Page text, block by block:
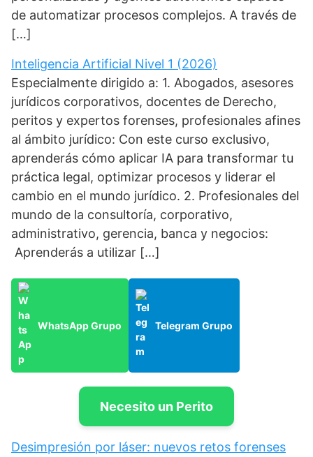
de automatizar procesos complejos. A través de
[…]
Inteligencia Artificial Nivel 1 (2026)
Especialmente dirigido a: 1. Abogados, asesores
jurídicos corporativos, docentes de Derecho,
peritos y expertos forenses, profesionales afines
al ámbito jurídico: Con este curso exclusivo,
aprenderás cómo aplicar IA para transformar tu
práctica legal, optimizar procesos y liderar el
cambio en el mundo jurídico. 2. Profesionales del
mundo de la consultoría, corporativo,
administrativo, gerencia, banca y negocios:
Aprenderás a utilizar […]
WhatsApp Grupo Telegram Grupo
Necesito un Perito
Desimpresión por láser: nuevos retos forenses